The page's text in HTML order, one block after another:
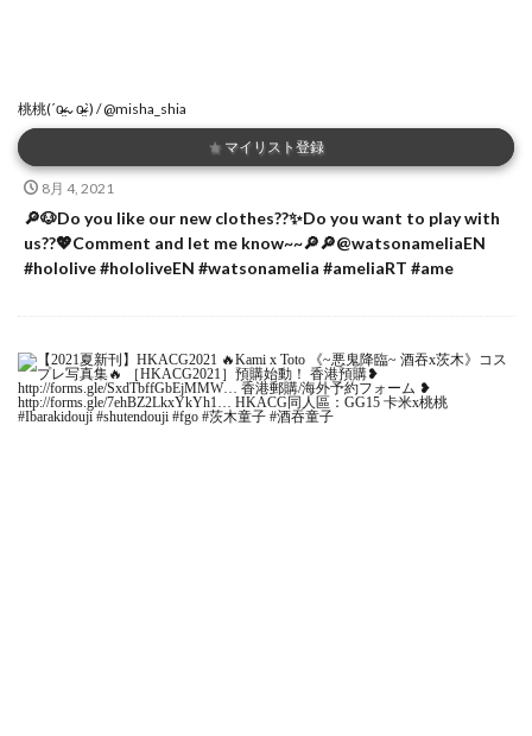
桃桃(ˊo̴̶̷̤⌄o̴̶̷̤ˋ) / @misha_shia
★ マイリスト登録
8月 4, 2021
🔎🐶Do you like our new clothes??✨Do you want to play with
us??💖Comment and let me know~~🔎🔎@watsonameliaEN
#hololive #hololiveEN #watsonamelia #ameliaRT #ame